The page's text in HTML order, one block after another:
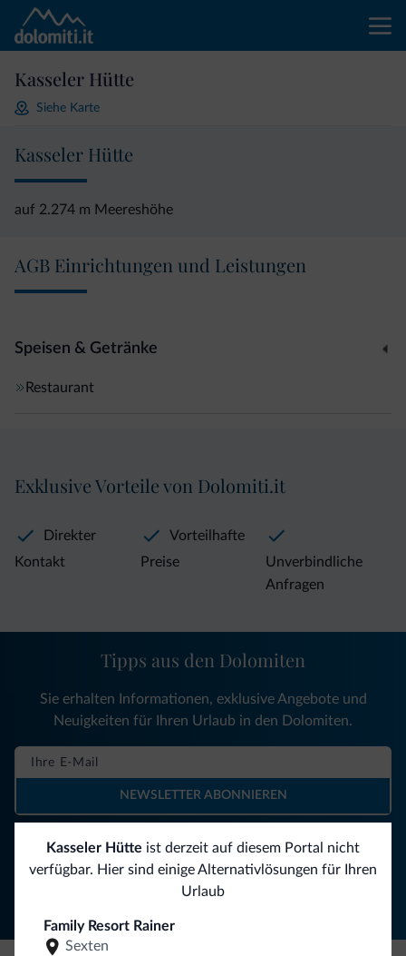
Kasseler Hütte
Siehe Karte
Kasseler Hütte
auf 2.274 m Meereshöhe
AGB Einrichtungen und Leistungen
Speisen & Getränke
Restaurant
Kasseler Hütte ist derzeit auf diesem Portal nicht
verfügbar. Hier sind einige Alternativlösungen für Ihren
Urlaub
Family Resort Rainer
Sexten
Exklusive Vorteile von Dolomiti.it
Direkter
Kontakt
Vorteilhafte
Preise
Unverbindliche
Anfragen
Folgen Sie Dolomiti.it auf
Tipps aus den Dolomiten
Sie erhalten Informationen, exklusive Angebote und
Neuigkeiten für Ihren Urlaub in den Dolomiten.
NEWSLETTER ABONNIEREN